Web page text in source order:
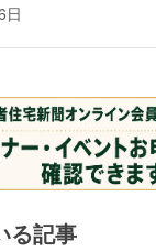
日
る記事